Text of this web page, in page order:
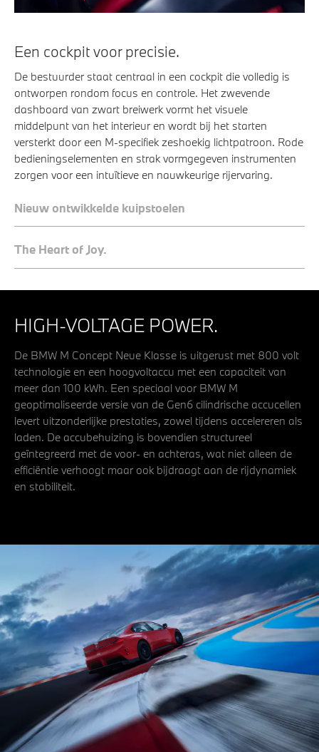
Nieuw ontwikkelde kuipstoelen
The Heart of Joy.
Een cockpit voor precisie.
De bestuurder staat centraal in een cockpit die volledig is
ontworpen rondom focus en controle. Het zwevende
dashboard van zwart breiwerk vormt het visuele
middelpunt van het interieur en wordt bij het starten
versterkt door een M-specifiek zeshoekig lichtpatroon. Rode
bedieningselementen en strak vormgegeven instrumenten
zorgen voor een intuïtieve en nauwkeurige rijervaring.
HIGH-VOLTAGE POWER.
De BMW M Concept Neue Klasse is uitgerust met 800 volt
technologie en een hoogvoltaccu met een capaciteit van
meer dan 100 kWh. Een speciaal voor BMW M
geoptimaliseerde versie van de Gen6 cilindrische accucellen
levert uitzonderlijke prestaties, zowel tijdens accelereren als
laden. De accubehuizing is bovendien structureel
geïntegreerd met de voor- en achteras, wat niet alleen de
efficiëntie verhoogt maar ook bijdraagt aan de rijdynamiek
en stabiliteit.